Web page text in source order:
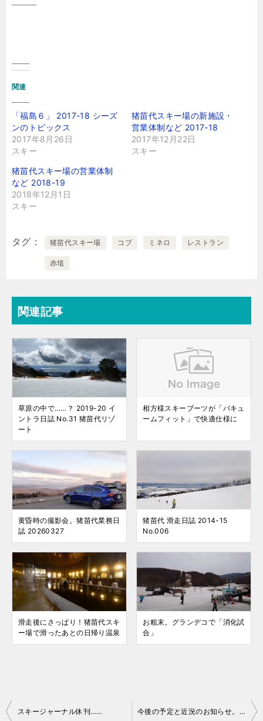
関連
「福島６」 2017-18 シーズ
ンのトピックス
2017年8月26日
スキー
猪苗代スキー場の新施設・
営業体制など 2017-18
2017年12月22日
スキー
猪苗代スキー場の営業体制
など 2018-19
2018年12月1日
スキー
タグ 猪苗代スキー場 コブ ミネロ レストラン
赤埴
関連記事
草原の中で……？ 2019-20 イ
ントラ日誌 No.31 猪苗代リゾ
ート
相方様スキーブーツが「バキュ
ームフィット」で快適仕様に
黄昏時の撮影会。猪苗代業務日
誌 20260327
猪苗代 滑走日誌 2014-15
No.006
滑走後にさっぱり！猪苗代スキ
ー場で滑ったあとの日帰り温泉
お粗末。グランデコで「消化試
合」
投
スキージャーナル休刊…… 今後の予定と近況のお知らせ。（2018 年 1 月現在）